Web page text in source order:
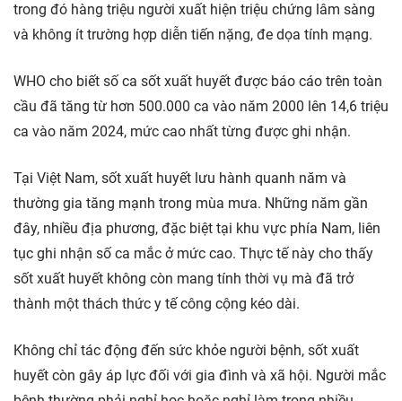
trong đó hàng triệu người xuất hiện triệu chứng lâm sàng
và không ít trường hợp diễn tiến nặng, đe dọa tính mạng.
WHO cho biết số ca sốt xuất huyết được báo cáo trên toàn
cầu đã tăng từ hơn 500.000 ca vào năm 2000 lên 14,6 triệu
ca vào năm 2024, mức cao nhất từng được ghi nhận.
Tại Việt Nam, sốt xuất huyết lưu hành quanh năm và
thường gia tăng mạnh trong mùa mưa. Những năm gần
đây, nhiều địa phương, đặc biệt tại khu vực phía Nam, liên
tục ghi nhận số ca mắc ở mức cao. Thực tế này cho thấy
sốt xuất huyết không còn mang tính thời vụ mà đã trở
thành một thách thức y tế công cộng kéo dài.
Không chỉ tác động đến sức khỏe người bệnh, sốt xuất
huyết còn gây áp lực đối với gia đình và xã hội. Người mắc